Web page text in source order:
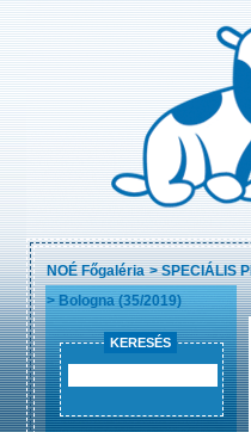
NOÉ Főgaléria >SPECIÁLIS
>Bologna (35/2019)
KERESÉS